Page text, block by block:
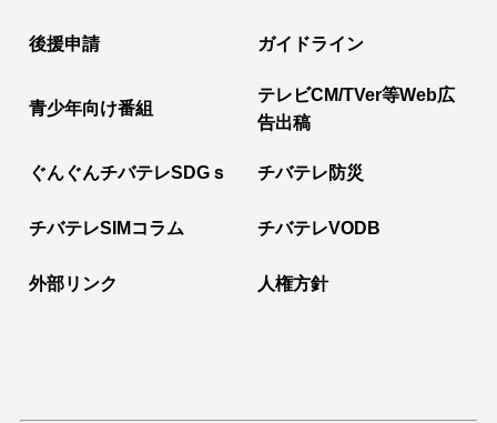
後援申請 ガイドライン
青少年向け番組
テレビCM/TVer等Web広
告出稿
ぐんぐんチバテレSDGｓ チバテレ防災
チバテレSIMコラム チバテレVODB
外部リンク 人権方針